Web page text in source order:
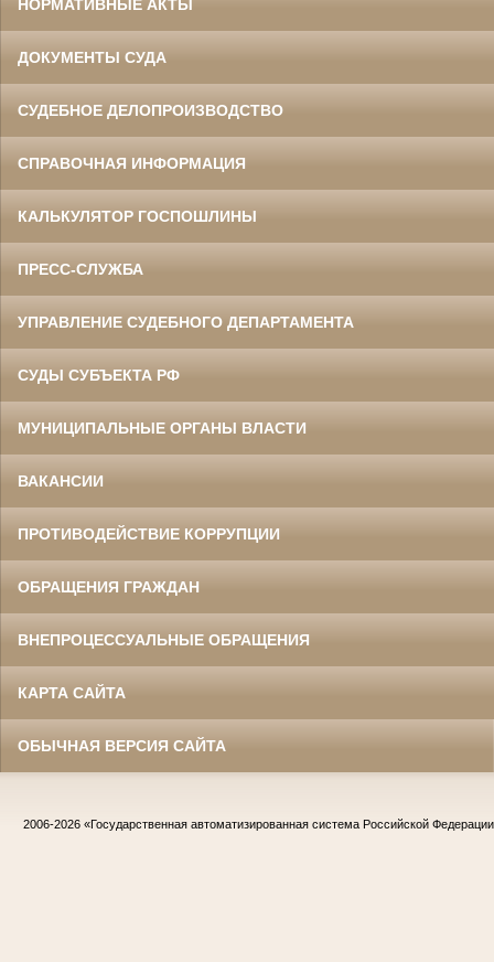
НОРМАТИВНЫЕ АКТЫ
ДОКУМЕНТЫ СУДА
СУДЕБНОЕ ДЕЛОПРОИЗВОДСТВО
СПРАВОЧНАЯ ИНФОРМАЦИЯ
КАЛЬКУЛЯТОР ГОСПОШЛИНЫ
ПРЕСС-СЛУЖБА
УПРАВЛЕНИЕ СУДЕБНОГО ДЕПАРТАМЕНТА
СУДЫ СУБЪЕКТА РФ
МУНИЦИПАЛЬНЫЕ ОРГАНЫ ВЛАСТИ
ВАКАНСИИ
ПРОТИВОДЕЙСТВИЕ КОРРУПЦИИ
ОБРАЩЕНИЯ ГРАЖДАН
ВНЕПРОЦЕССУАЛЬНЫЕ ОБРАЩЕНИЯ
КАРТА САЙТА
ОБЫЧНАЯ ВЕРСИЯ САЙТА
2006-2026 «Государственная автоматизированная система Российской